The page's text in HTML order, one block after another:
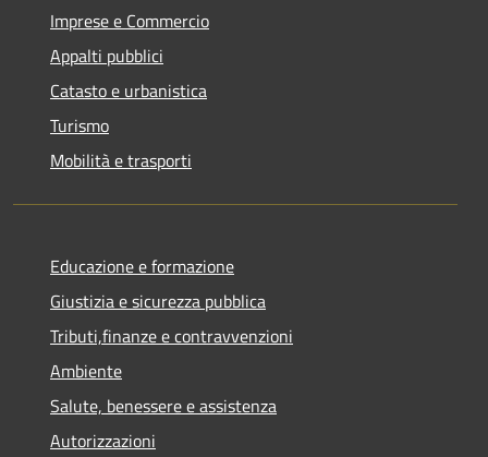
Imprese e Commercio
Appalti pubblici
Catasto e urbanistica
Turismo
Mobilità e trasporti
Educazione e formazione
Giustizia e sicurezza pubblica
Tributi,finanze e contravvenzioni
Ambiente
Salute, benessere e assistenza
Autorizzazioni